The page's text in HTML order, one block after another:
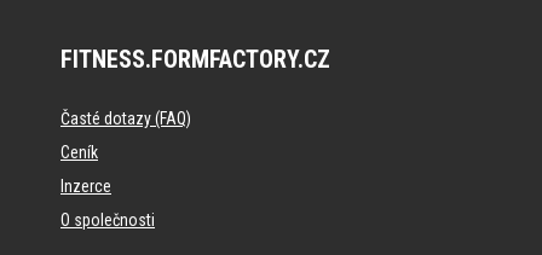
FITNESS.FORMFACTORY.CZ
Časté dotazy (FAQ)
Ceník
Inzerce
O společnosti